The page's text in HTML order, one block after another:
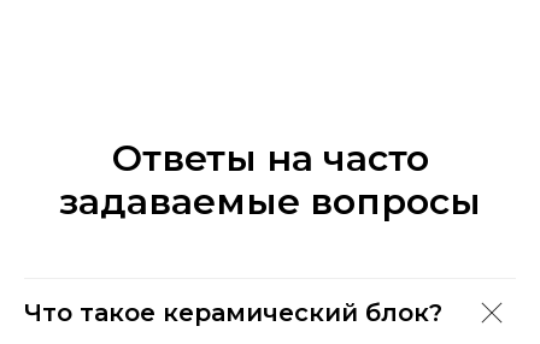
Ответы на часто
задаваемые вопросы
Что такое керамический блок?